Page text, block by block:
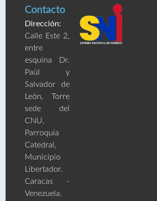
Contacto
Dirección:
Calle Este 2,
entre
esquina Dr.
Paúl y
Salvador de
León, Torre
sede del
CNU,
Parroquia
Catedral,
Municipio
Libertador.
Caracas -
Venezuela.